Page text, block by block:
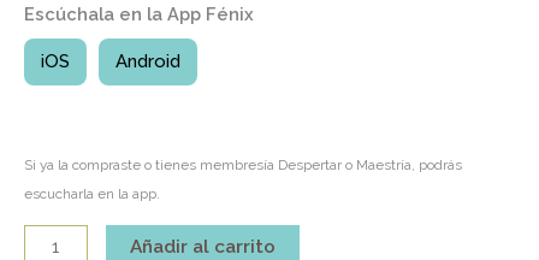
Escúchala en la App Fénix
iOS Android
Si ya la compraste o tienes membresía Despertar o Maestría, podrás
escucharla en la app.
Añadir al carrito